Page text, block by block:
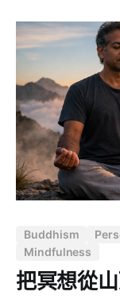
及制度與資源不對
毀掉人生的，往
失去的那一刻。
Buddhism
Mindfulness
把冥想從